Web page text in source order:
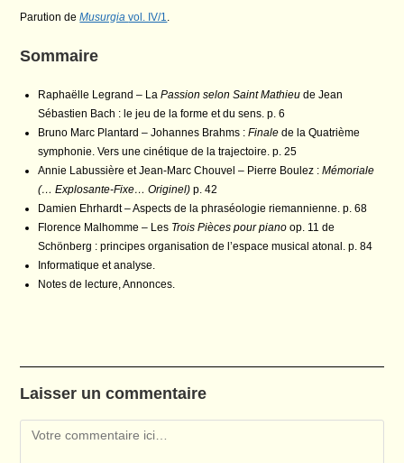
la
Parution deMusurgiavol. IV/1.
Sommaire
Raphaëlle Legrand – LaPassion selon Saint Mathieu de Jean
Sébastien Bach : le jeu de la forme et du sens. p. 6
Bruno Marc Plantard – Johannes Brahms :Finale de la Quatrième
symphonie. Vers une cinétique de la trajectoire. p. 25
Annie Labussière et Jean-Marc Chouvel – Pierre Boulez :Mémoriale
(… Explosante-Fixe… Originel) p. 42
Damien Ehrhardt – Aspects de la phraséologie riemannienne. p. 68
Florence Malhomme – Les Trois Pièces pour piano op. 11 de
Schönberg : principes organisation de l’espace musical atonal. p. 84
Informatique et analyse.
Notes de lecture, Annonces.
Laisser un commentaire
Comment